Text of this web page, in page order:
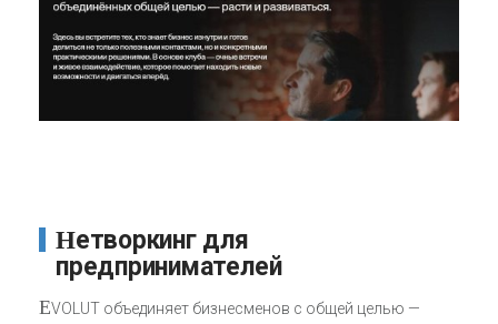
Нетворкинг для
предпринимателей
EVOLUT объединяет бизнесменов с общей целью —